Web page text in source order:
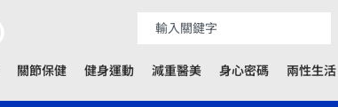
關節保健 健身運動 減重醫美 身心密碼 兩性生活